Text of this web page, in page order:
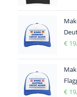
€
€